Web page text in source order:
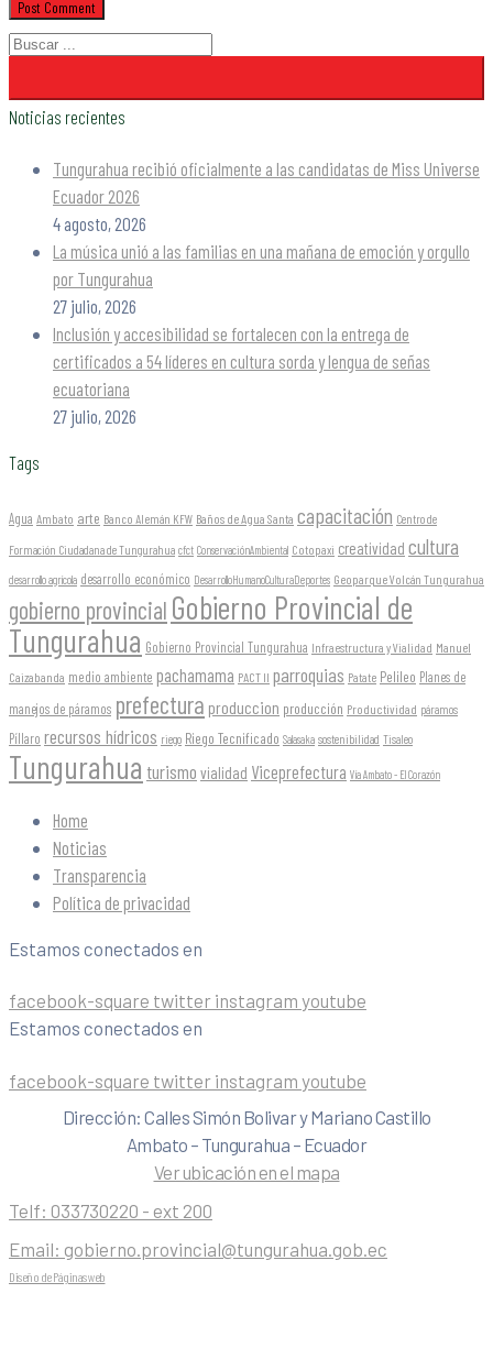
Noticias recientes
Tungurahua recibió oficialmente a las candidatas de Miss Universe
Ecuador 2026
4 agosto, 2026
La música unió a las familias en una mañana de emoción y orgullo
por Tungurahua
27 julio, 2026
Inclusión y accesibilidad se fortalecen con la entrega de
certificados a 54 líderes en cultura sorda y lengua de señas
ecuatoriana
27 julio, 2026
Tags
Agua Ambato arte Banco Alemán KFW Baños de Agua Santa capacitación Centro de
Formación Ciudadana de Tungurahua cfct ConservaciónAmbiental Cotopaxi creatividad cultura
desarrollo agrícola desarrollo económico DesarrolloHumanoCulturaDeportes Geoparque Volcán Tungurahua
gobierno provincial Gobierno Provincial de
Tungurahua Gobierno Provincial Tungurahua Infraestructura y Vialidad Manuel
Caizabanda medio ambiente pachamama PACT II parroquias Patate Pelileo Planes de
manejos de páramos prefectura produccion producción Productividad páramos
Píllaro recursos hídricos riego Riego Tecnificado Salasaka sostenibilidad Tisaleo
Tungurahua turismo vialidad Viceprefectura Vía Ambato - El Corazón
Home
Noticias
Transparencia
Política de privacidad
Estamos conectados en
facebook-square twitter instagram youtube
Estamos conectados en
facebook-square twitter instagram youtube
Dirección: Calles Simón Bolivar y Mariano Castillo
Ambato – Tungurahua – Ecuador
Ver ubicación en el mapa
Telf: 033730220 - ext 200
Email: gobierno.provincial@tungurahua.gob.ec
Diseño de Páginas web